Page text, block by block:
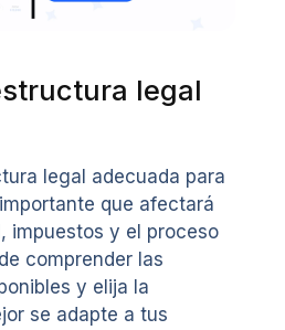
legal
legal adecuada para
que afectará
impuestos y el proceso
comprender las
y elija la
se adapte a tus